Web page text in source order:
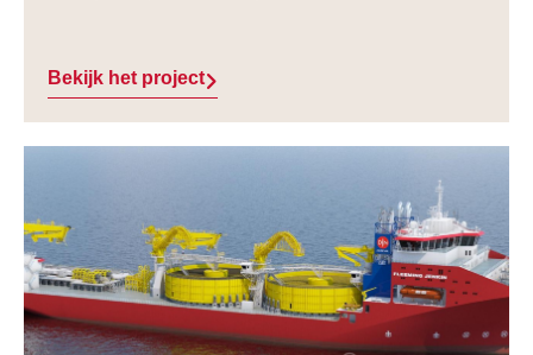
Bekijk het project